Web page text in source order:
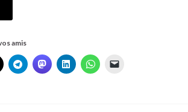
amis